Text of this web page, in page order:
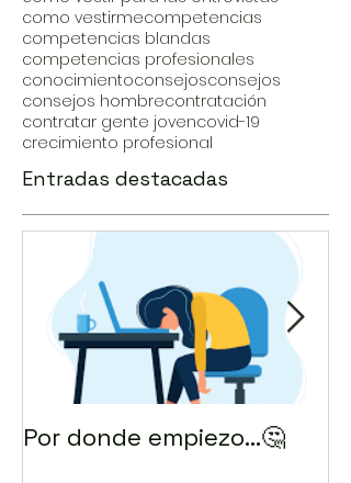
como vestirmecompetencias
competencias blandas
competencias profesionales
conocimientoconsejosconsejos
consejos hombrecontratación
contratar gente jovencovid-19
crecimiento profesional
Entradas destacadas
Por donde empiezo…🤔